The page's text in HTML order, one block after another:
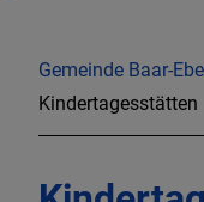
Gemeinde Baar-
Kindertagesstätten